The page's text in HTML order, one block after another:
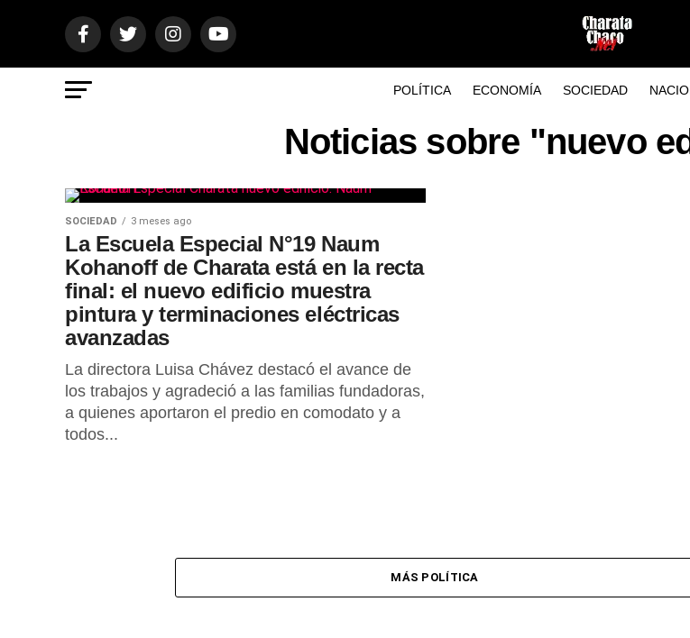
POLÍTICA ECONOMÍA SOCIEDAD
Noticias sobre "nuevo
SOCIEDAD 3 meses ago
La Escuela Especial N°19 Naum
Kohanoff de Charata está en la recta
final: el nuevo edificio muestra
pintura y terminaciones eléctricas
avanzadas
La directora Luisa Chávez destacó el avance de
los trabajos y agradeció a las familias fundadoras,
a quienes aportaron el predio en comodato y a
todos...
MÁS POLÍTICA